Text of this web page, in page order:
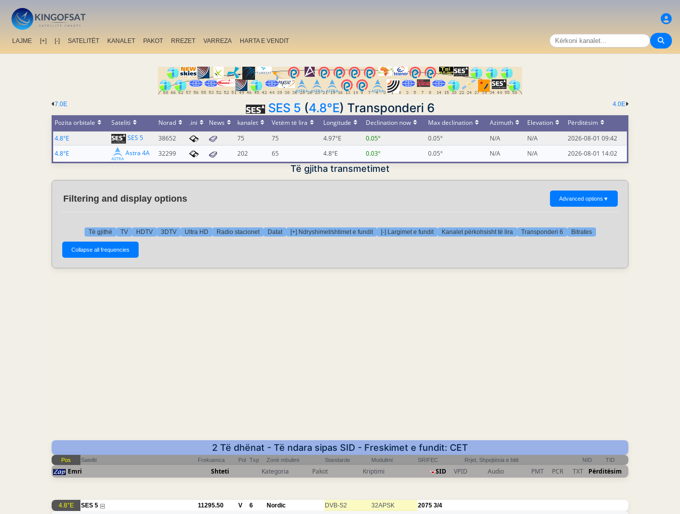
LAJME [+] [-] SATELITËT KANALET PAKOT RREZET VARREZA HARTA E VENDIT
4.0E
7.0E SES 5 (4.8°E) Transponderi 6
Pozita orbitale Sateliti Norad .ini News kanalet Vetëm të lira Longitude Declination now Max declination Azimuth Elevation
Përditësim
4.8°E
SES 5 38652 75 75 4.97°E 0.05° 0.05° N/A N/A
2026-08-01 09:42
4.8°E
Astra 4A 32299 202 65 4.8°E 0.03° 0.05° N/A N/A 2026-08-01 14:02
Të gjitha transmetimet
Filtering and display options Advanced options ▼
Të gjithë TV HDTV 3DTV Ultra HD Radio stacionet Datat [+] Ndryshimet/shtimet e fundit [-] Largimet e fundit Kanalet përkohsisht të lira Transponderi 6 Bitrates
2 Të dhënat - Të ndara sipas SID - Freskimet e fundit: CET
Pos Sateliti Frekuenca Pol Txp Zonë mbulimi Standarde Modulimi SR/FEC Rrjet, Shpejtësia e bitit NID TID
Emri Shteti Kategoria Pakot Kriptimi SID VPID Audio PMT PCR TXT Përditësim
4.8°E SES 5 11295.50 V 6 Nordic DVB-S2 32APSK 2075 3/4